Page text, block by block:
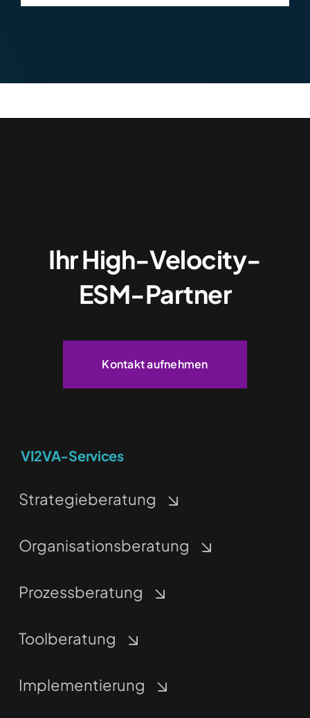
Ihr High-Velocity-
ESM-Partner
Kontakt aufnehmen
VI2VA-Services
Strategieberatung
Organisationsberatung
Prozessberatung
Toolberatung
Implementierung